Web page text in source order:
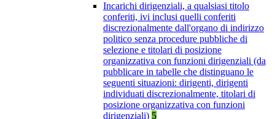
Incarichi dirigenziali, a qualsiasi titolo
conferiti, ivi inclusi quelli conferiti
discrezionalmente dall'organo di indirizzo
politico senza procedure pubbliche di
selezione e titolari di posizione
organizzativa con funzioni dirigenziali (da
pubblicare in tabelle che distinguano le
seguenti situazioni: dirigenti, dirigenti
individuati discrezionalmente, titolari di
posizione organizzativa con funzioni
dirigenziali) 5